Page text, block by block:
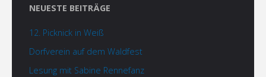
NEUESTE BEITRÄGE
12. Picknick in Weiß
Dorfverein auf dem Waldfest
Lesung mit Sabine Rennefanz